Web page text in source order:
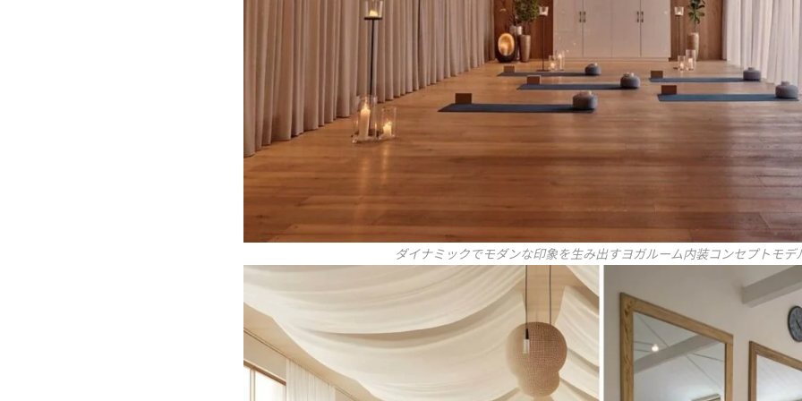
ダイナミックでモダンな印象を生み出すヨガルーム内装コンセプトモデ